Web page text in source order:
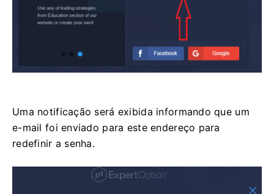
Uma notificação será exibida informando que um
e-mail foi enviado para este endereço para
redefinir a senha.